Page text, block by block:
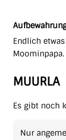
Endlich
MUURLA
Es gibt noch
Nur